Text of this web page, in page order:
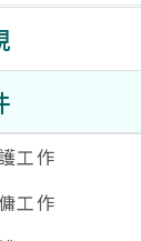
工作
工作